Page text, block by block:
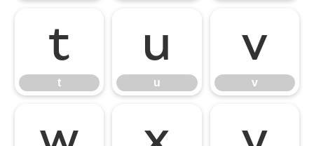
t
t
u
u
v
v